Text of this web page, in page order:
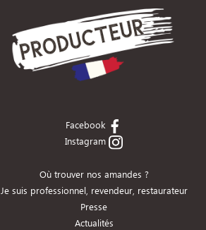
Facebook
Instagram
Où trouver nos amandes ?
Je suis professionnel, revendeur, restaurateur
Presse
Actualités